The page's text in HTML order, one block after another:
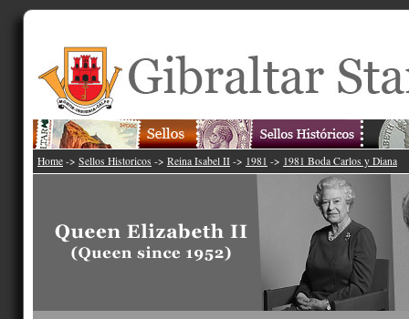
Home -> Sellos Historicos -> Reina Isabel II -> 1981 -> 1981 Boda Carlos y Diana